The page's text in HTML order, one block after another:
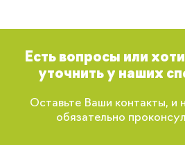
Есть вопросы или
уточнить у наших
Оставьте Ваши контакты, и
обязательно